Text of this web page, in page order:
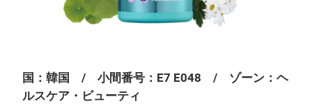
国：韓国 / 小間番号：E7 E048 / ゾーン：ヘ
ルスケア・ビューティ